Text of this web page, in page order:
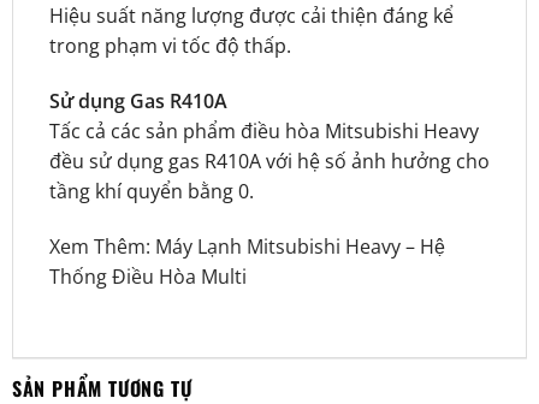
Hiệu suất năng lượng được cải thiện đáng kể
trong phạm vi tốc độ thấp.
Sử dụng Gas R410A
Tấc cả các sản phẩm điều hòa Mitsubishi Heavy
đều sử dụng gas R410A với hệ số ảnh hưởng cho
tầng khí quyển bằng 0.
Xem Thêm: Máy Lạnh Mitsubishi Heavy– Hệ
Thống Điều Hòa Multi
SẢN PHẨM TƯƠNG TỰ